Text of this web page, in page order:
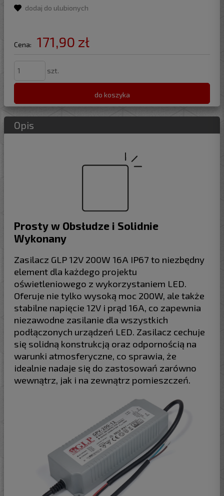
dodaj do ulubionych
Cena: 171,90 zł
szt.
do koszyka
Opis
Prosty w Obsłudze i Solidnie
Wykonany
Zasilacz GLP 12V 200W 16A IP67 to niezbędny
element dla każdego projektu
oświetleniowego z wykorzystaniem LED.
Oferuje nie tylko wysoką moc 200W, ale także
stabilne napięcie 12V i prąd 16A, co zapewnia
niezawodne zasilanie dla wszystkich
podłączonych urządzeń LED. Zasilacz cechuje
się solidną konstrukcją oraz odpornością na
warunki atmosferyczne, co sprawia, że
idealnie nadaje się do zastosowań zarówno
wewnątrz, jak i na zewnątrz pomieszczeń.